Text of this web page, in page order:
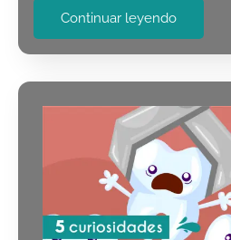
Continuar leyendo